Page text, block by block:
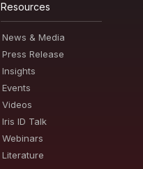
Resources
News & Media
Press Release
Insights
Events
Videos
Iris ID Talk
Webinars
Literature